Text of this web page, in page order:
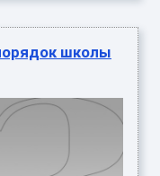
школы